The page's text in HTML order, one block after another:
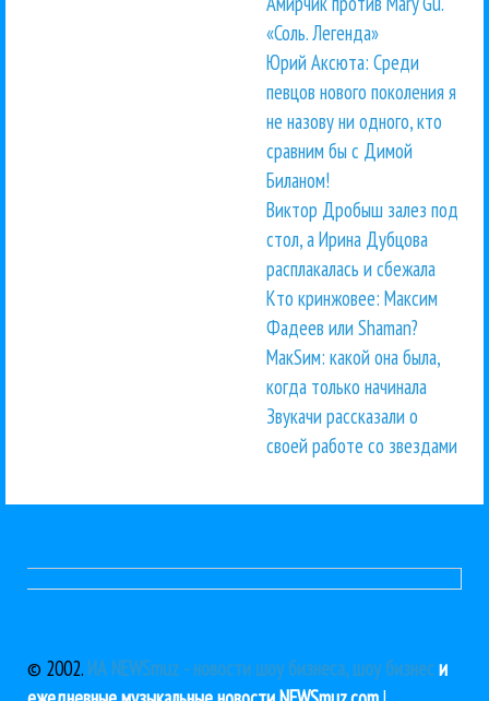
«Соль. Легенда»
Юрий Аксюта: Среди
певцов нового поколения я
не назову ни одного, кто
сравним бы с Димой
Биланом!
Виктор Дробыш залез под
стол, а Ирина Дубцова
расплакалась и сбежала
Кто кринжовее: Максим
Фадеев или Shaman?
МакSим: какой она была,
когда только начинала
Звукачи рассказали о
своей работе со звездами
© 2002. ИА NEWSmuz - новости шоу бизнеса, шоу бизнеси